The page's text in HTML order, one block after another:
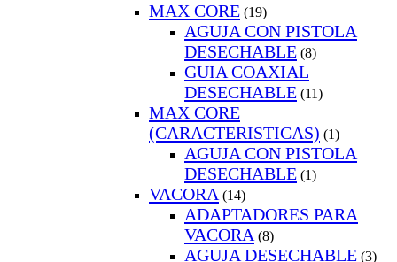
MAX CORE (19)
AGUJA CON PISTOLA
DESECHABLE (8)
GUIA COAXIAL
DESECHABLE (11)
MAX CORE
(CARACTERISTICAS) (1)
AGUJA CON PISTOLA
DESECHABLE (1)
VACORA (14)
ADAPTADORES PARA
VACORA (8)
AGUJA DESECHABLE (3)